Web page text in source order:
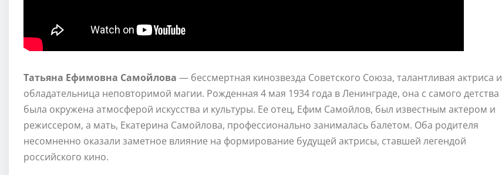
Татьяна Ефимовна Самойлова — бессмертная кинозвезда Советского Союза, талантливая актриса и
обладательница неповторимой магии. Рожденная 4 мая 1934 года в Ленинграде, она с самого детства
была окружена атмосферой искусства и культуры. Ее отец, Ефим Самойлов, был известным актером и
режиссером, а мать, Екатерина Самойлова, профессионально занималась балетом. Оба родителя
несомненно оказали заметное влияние на формирование будущей актрисы, ставшей легендой
российского кино.